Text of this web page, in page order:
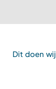
Dit doen wij